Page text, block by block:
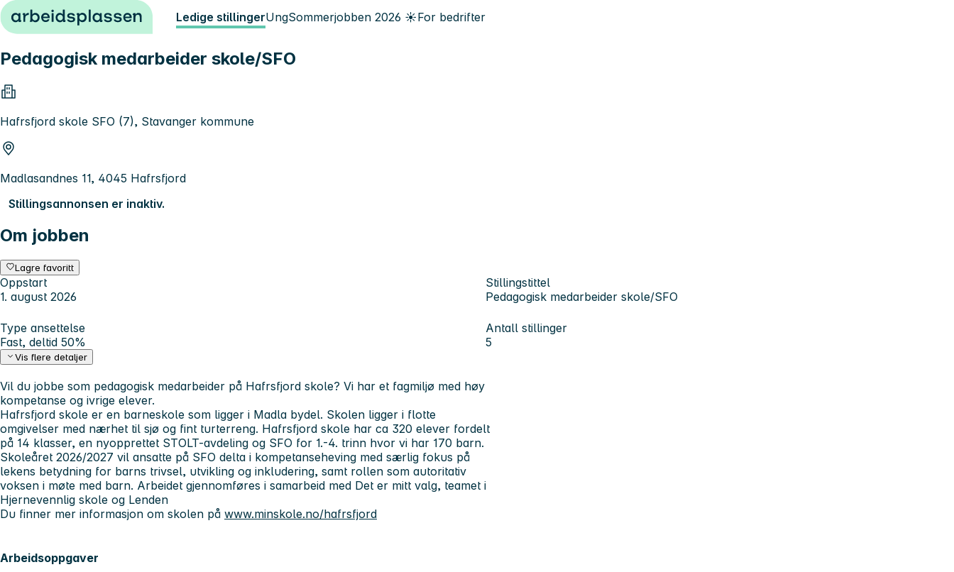
Hopp til innhold Ledige stillingerUngSommerjobben 2026 ☀️For bedrifter
Pedagogisk medarbeider skole/SFO
Hafrsfjord skole SFO (7), Stavanger kommune
Madlasandnes 11, 4045 Hafrsfjord
Stillingsannonsen er inaktiv.
Om jobben
Lagre favoritt
Oppstart
1. august 2026
Stillingstittel
Pedagogisk medarbeider skole/SFO
Type ansettelse
Fast, deltid 50%
Antall stillinger
5
Vis flere detaljer
Vil du jobbe som pedagogisk medarbeider på Hafrsfjord skole? Vi har et fagmiljø med høy
kompetanse og ivrige elever.
Hafrsfjord skole er en barneskole som ligger i Madla bydel. Skolen ligger i flotte
omgivelser med nærhet til sjø og fint turterreng. Hafrsfjord skole har ca 320 elever fordelt
på 14 klasser, en nyopprettet STOLT-avdeling og SFO for 1.-4. trinn hvor vi har 170 barn.
Skoleåret 2026/2027 vil ansatte på SFO delta i kompetanseheving med særlig fokus på
lekens betydning for barns trivsel, utvikling og inkludering, samt rollen som autoritativ
voksen i møte med barn. Arbeidet gjennomføres i samarbeid med Det er mitt valg, teamet i
Hjernevennlig skole og Lenden
Du finner mer informasjon om skolen på www.minskole.no/hafrsfjord
Arbeidsoppgaver